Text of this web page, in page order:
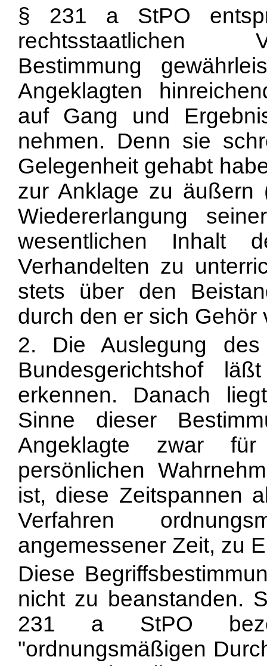
§ 231 a StPO
rechtsstaatlichen
Bestimmung
Angeklagten
auf Gang und
nehmen. Denn sie
Gelegenheit gehabt
zur Anklage zu
Wiedererlangung
wesentlichen Inhalt
Verhandelten zu
stets über den
durch den er sich Gehör
2. Die Auslegung
Bundesgerichtshof
erkennen. Danach
Sinne dieser
Angeklagte zwar
persönlichen
ist, diese Zeitspannen
Verfahren
angemessener Zeit, zu
Diese
nicht zu beanstanden.
231 a StPO
"ordnungsmäßigen